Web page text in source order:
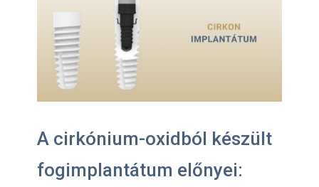
A cirkónium-oxidból készült
fogimplantátum előnyei: